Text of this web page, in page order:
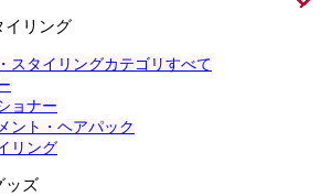
イリング
スタイリングカテゴリすべて
ョナー
ント・ヘアパック
リング
ッズ